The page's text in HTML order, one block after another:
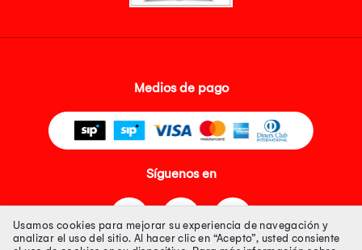
Medios de pago
Síguenos en
Usamos cookies para mejorar su experiencia de navegación y
analizar el uso del sitio. Al hacer clic en “Acepto”, usted consiente